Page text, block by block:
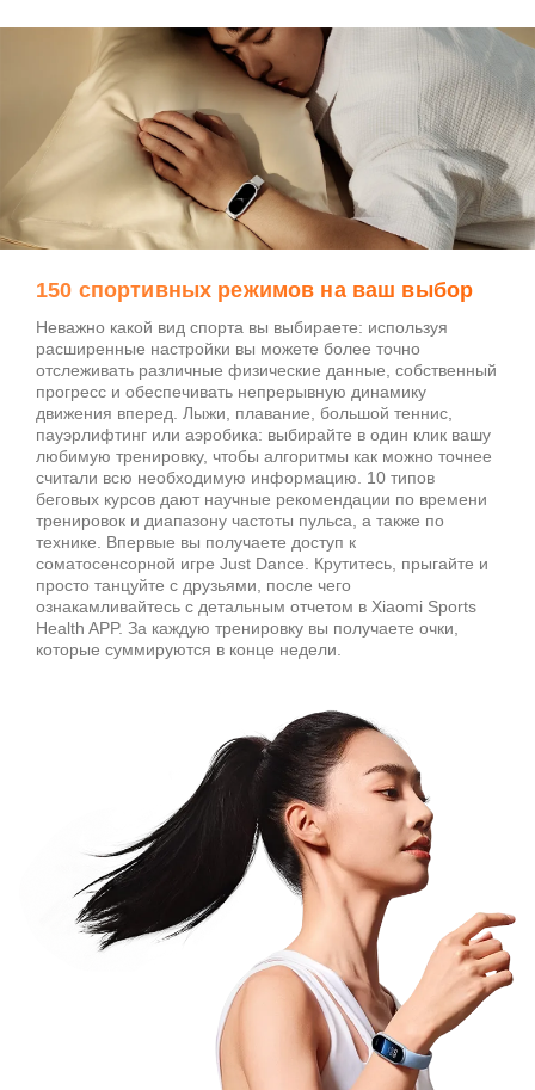
150 спортивных режимов на ваш выбор
Неважно какой вид спорта вы выбираете: используя
расширенные настройки вы можете более точно
отслеживать различные физические данные, собственный
прогресс и обеспечивать непрерывную динамику
движения вперед. Лыжи, плавание, большой теннис,
пауэрлифтинг или аэробика: выбирайте в один клик вашу
любимую тренировку, чтобы алгоритмы как можно точнее
считали всю необходимую информацию. 10 типов
беговых курсов дают научные рекомендации по времени
тренировок и диапазону частоты пульса, а также по
технике. Впервые вы получаете доступ к
соматосенсорной игре Just Dance. Крутитесь, прыгайте и
просто танцуйте с друзьями, после чего
ознакамливайтесь с детальным отчетом в Xiaomi Sports
Health APP. За каждую тренировку вы получаете очки,
которые суммируются в конце недели.